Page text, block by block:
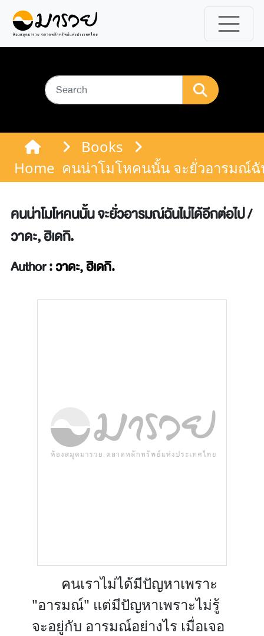
Home
Books
คนน่าโมโหคนนั้น จะยั่วอารมณ์ฉั
คนน่าโมโหคนนั้น จะยั่วอารมณ์ฉันไม่ได้อีกต่อไป /
วาดะ, ฮิเดกิ.
Author :วาดะ, ฮิเดกิ.
คนเราไม่ได้มีปัญหาเพราะ
"อารมณ์" แต่มีปัญหาเพราะไม่รู้
จะอยู่กับ อารมณ์อย่างไร เมื่อเจอ